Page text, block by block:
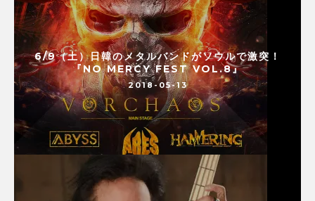
6/9（土）日韓のメタルバンドがソウルで激突！
『NO MERCY FEST VOL.8』
2018-05-13